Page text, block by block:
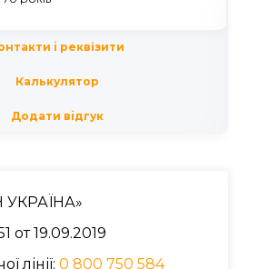
i реквізити
Калькулятор
Додати вiдгук
УКРАЇНА»
от 19.09.2019
лінії: 0 800 750 584